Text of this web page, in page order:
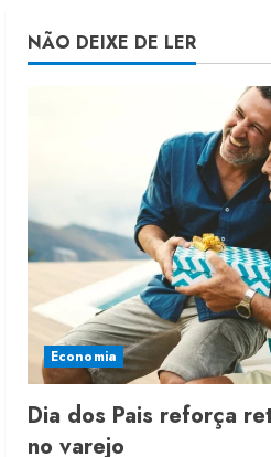
NÃO DEIXE DE LER
Economia
Dia dos Pais reforça
no varejo